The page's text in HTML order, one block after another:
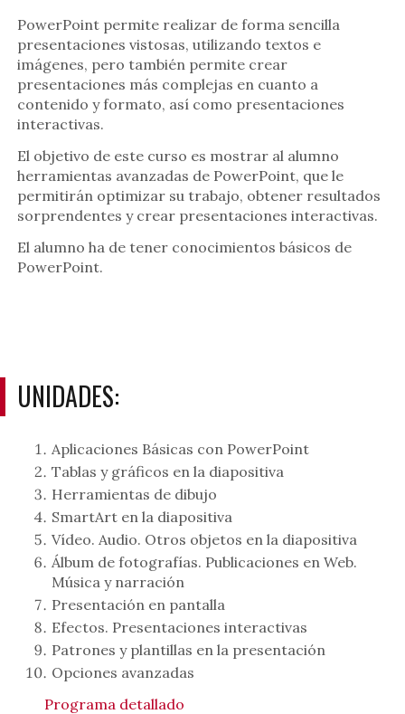
PowerPoint permite realizar de forma sencilla
presentaciones vistosas, utilizando textos e
imágenes, pero también permite crear
presentaciones más complejas en cuanto a
contenido y formato, así como presentaciones
interactivas.
El objetivo de este curso es mostrar al alumno
herramientas avanzadas de PowerPoint, que le
permitirán optimizar su trabajo, obtener resultados
sorprendentes y crear presentaciones interactivas.
El alumno ha de tener conocimientos básicos de
PowerPoint.
UNIDADES:
Aplicaciones Básicas con PowerPoint
Tablas y gráficos en la diapositiva
Herramientas de dibujo
SmartArt en la diapositiva
Vídeo. Audio. Otros objetos en la diapositiva
Álbum de fotografías. Publicaciones en Web.
Música y narración
Presentación en pantalla
Efectos. Presentaciones interactivas
Patrones y plantillas en la presentación
Opciones avanzadas
Programa detallado